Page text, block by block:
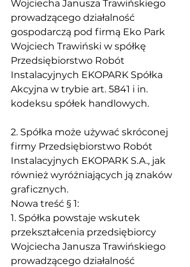
Wojciecha Janusza Trawińskiego
prowadzącego działalność
gospodarczą pod firmą Eko Park
Wojciech Trawiński w spółkę
Przedsiębiorstwo Robót
Instalacyjnych EKOPARK Spółka
Akcyjna w trybie art. 5841 i in.
kodeksu spółek handlowych.
2. Spółka może używać skróconej
firmy Przedsiębiorstwo Robót
Instalacyjnych EKOPARK S.A., jak
również wyróżniających ją znaków
graficznych.
Nowa treść § 1:
1. Spółka powstaje wskutek
przekształcenia przedsiębiorcy
Wojciecha Janusza Trawińskiego
prowadzącego działalność